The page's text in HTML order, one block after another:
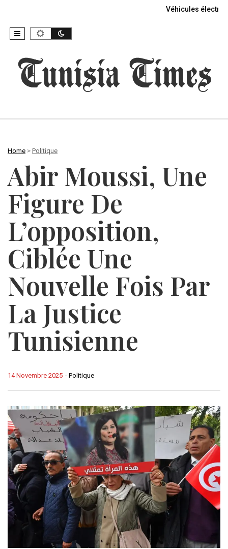
Véhicules
Home > Politique
Abir Moussi, Une
Figure De
L’opposition,
Ciblée Une
Nouvelle Fois Par
La Justice
Tunisienne
- Politique
14 Novembre 2025